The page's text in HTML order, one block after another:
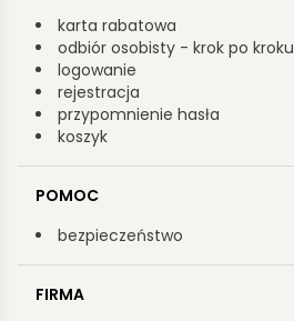
karta rabatowa
odbiór osobisty - krok po kroku
logowanie
rejestracja
przypomnienie hasła
koszyk
POMOC
bezpieczeństwo
FIRMA